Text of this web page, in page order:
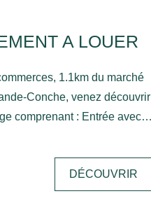
A LOUER
1.1km du marché
Conche, venez découvrir
comprenant : Entrée avec
une cuisine, une chambre
un wc et un stationnement
DÉCOUVRIR